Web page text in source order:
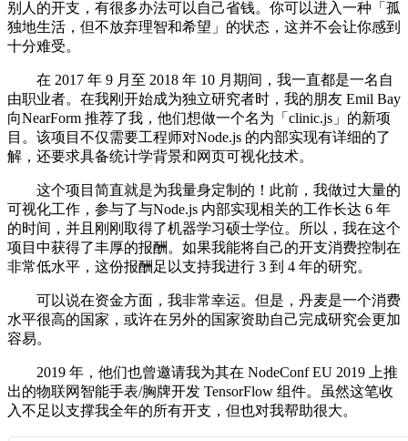
别人的开支，有很多办法可以自己省钱。你可以进入一种「孤
独地生活，但不放弃理智和希望」的状态，这并不会让你感到
十分难受。
在 2017 年 9 月至 2018 年 10 月期间，我一直都是一名自
由职业者。在我刚开始成为独立研究者时，我的朋友 Emil Bay
向NearForm 推荐了我，他们想做一个名为「clinic.js」的新项
目。该项目不仅需要工程师对Node.js 的内部实现有详细的了
解，还要求具备统计学背景和网页可视化技术。
这个项目简直就是为我量身定制的！此前，我做过大量的
可视化工作，参与了与Node.js 内部实现相关的工作长达 6 年
的时间，并且刚刚取得了机器学习硕士学位。所以，我在这个
项目中获得了丰厚的报酬。如果我能将自己的开支消费控制在
非常低水平，这份报酬足以支持我进行 3 到 4 年的研究。
可以说在资金方面，我非常幸运。但是，丹麦是一个消费
水平很高的国家，或许在另外的国家资助自己完成研究会更加
容易。
2019 年，他们也曾邀请我为其在 NodeConf EU 2019 上推
出的物联网智能手表/胸牌开发 TensorFlow 组件。虽然这笔收
入不足以支撑我全年的所有开支，但也对我帮助很大。